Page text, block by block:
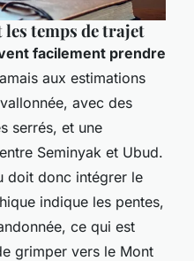
temps de trajet
facilement prendre
aux estimations
avec des
serrés, et une
Seminyak et Ubud.
doit donc intégrer le
indique les pentes,
ce qui est
grimper vers le Mont